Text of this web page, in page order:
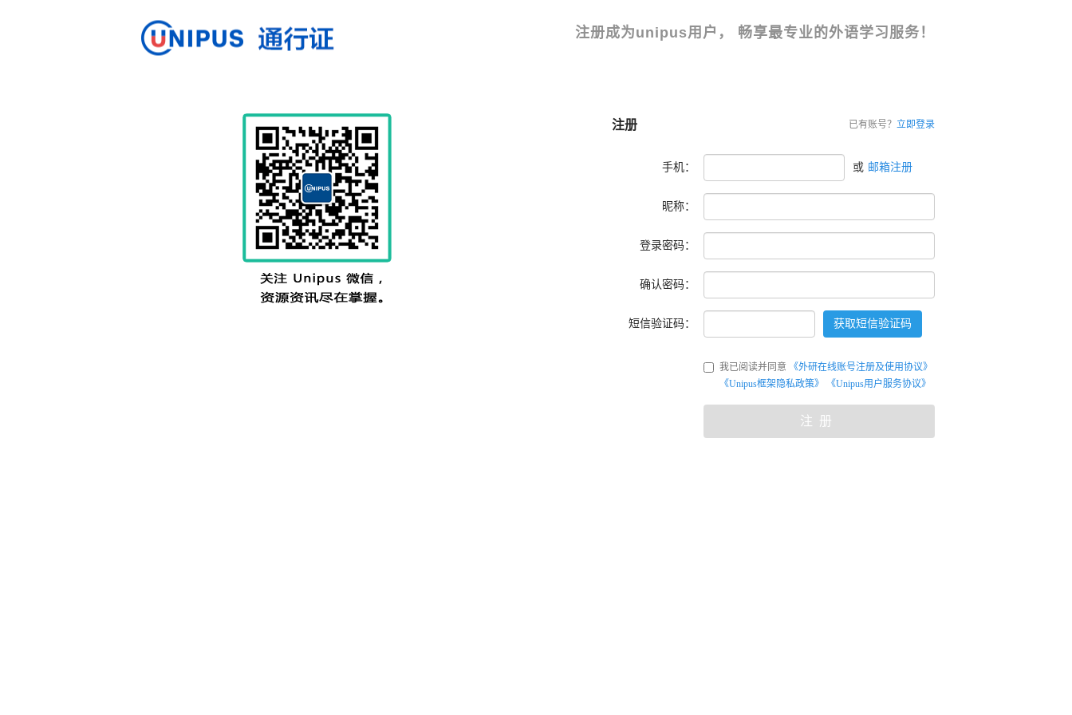
注册成为unipus用户， 畅享最专业的外语学习服务！
注册 已有账号？ 立即登录
手机： 或 邮箱注册
昵称：
登录密码：
确认密码：
短信验证码： 获取短信验证码
我已阅读并同意
《外研在线账号注册及使用协议》
《Unipus框架隐私政策》
《Unipus用户服务协议》
注册